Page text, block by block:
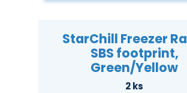
StarChill Freezer
SBS footprint,
Green/Yellow
2 ks